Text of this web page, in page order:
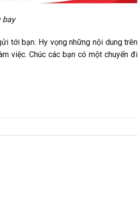
bay
tới bạn. Hy vọng những nội dung trên
việc. Chúc các bạn có một chuyến đi